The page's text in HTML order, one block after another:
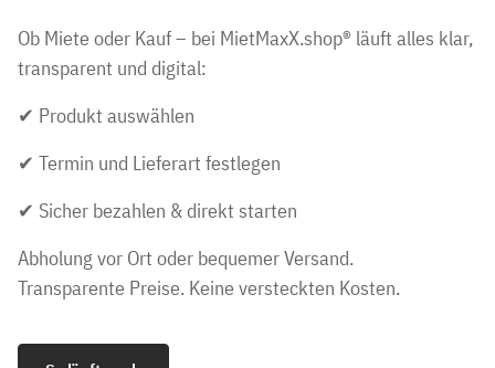
Ob Miete oder Kauf – bei MietMaxX.shop® läuft alles klar,
transparent und digital:
✔ Produkt auswählen
✔ Termin und Lieferart festlegen
✔ Sicher bezahlen & direkt starten
Abholung vor Ort oder bequemer Versand.
Transparente Preise. Keine versteckten Kosten.